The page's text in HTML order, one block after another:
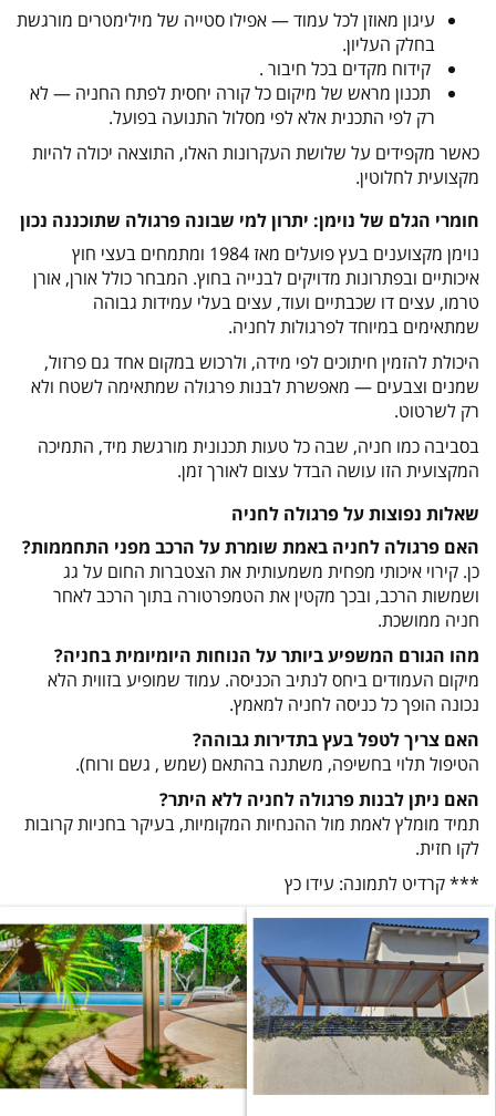
עיגון מאוזן לכל עמוד — אפילו סטייה של מילימטרים מורגשת
בחלק העליון.
קידוח מקדים בכל חיבור .
תכנון מראש של מיקום כל קורה יחסית לפתח החניה — לא
רק לפי התכנית אלא לפי מסלול התנועה בפועל.
כאשר מקפידים על שלושת העקרונות האלו, התוצאה יכולה להיות
מקצועית לחלוטין.
חומרי הגלם של נוימן: יתרון למי שבונה פרגולה שתוכננה נכון
נוימן מקצוענים בעץ פועלים מאז 1984 ומתמחים בעצי חוץ
איכותיים ובפתרונות מדויקים לבנייה בחוץ. המבחר כולל אורן, אורן
טרמו, עצים דו שכבתיים ועוד, עצים בעלי עמידות גבוהה
שמתאימים במיוחד לפרגולות לחניה.
היכולת להזמין חיתוכים לפי מידה, ולרכוש במקום אחד גם פרזול,
שמנים וצבעים — מאפשרת לבנות פרגולה שמתאימה לשטח ולא
רק לשרטוט.
בסביבה כמו חניה, שבה כל טעות תכנונית מורגשת מיד, התמיכה
המקצועית הזו עושה הבדל עצום לאורך זמן.
שאלות נפוצות על פרגולה לחניה
האם פרגולה לחניה באמת שומרת על הרכב מפני התחממות?
כן. קירוי איכותי מפחית משמעותית את הצטברות החום על גג
ושמשות הרכב, ובכך מקטין את הטמפרטורה בתוך הרכב לאחר
חניה ממושכת.
מהו הגורם המשפיע ביותר על הנוחות היומיומית בחניה?
מיקום העמודים ביחס לנתיב הכניסה. עמוד שמופיע בזווית הלא
נכונה הופך כל כניסה לחניה למאמץ.
האם צריך לטפל בעץ בתדירות גבוהה?
הטיפול תלוי בחשיפה, משתנה בהתאם (שמש , גשם ורוח).
האם ניתן לבנות פרגולה לחניה ללא היתר?
תמיד מומלץ לאמת מול ההנחיות המקומיות, בעיקר בחניות קרובות
לקו חזית.
*** קרדיט לתמונה: עידו כץ